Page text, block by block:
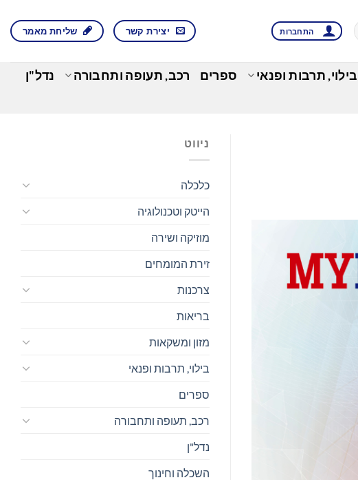
התחברות יצירת קשר שליחת מאמר
בילוי, תרבות ופנאי ספרים רכב, תעופה ותחבורה
נדל"ן
ניווט
כלכלה
הייטק וטכנולוגיה
מוזיקה ושירה
זירת המומחים
צרכנות
בריאות
מזון ומשקאות
בילוי, תרבות ופנאי
ספרים
רכב, תעופה ותחבורה
נדל"ן
השכלה וחינוך